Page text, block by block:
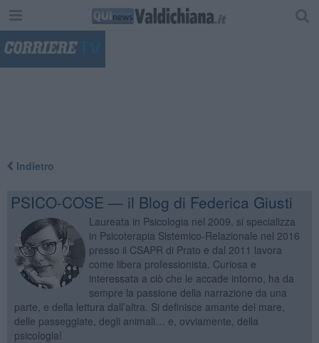
Indietro
PSICO-COSE — il Blog di Federica Giusti
Laureata in Psicologia nel 2009, si specializza
in Psicoterapia Sistemico-Relazionale nel 2016
presso il CSAPR di Prato e dal 2011 lavora
come libera professionista. Curiosa e
interessata a ciò che le accade intorno, ha da
sempre la passione della narrazione da una
parte, e della lettura dall’altra. Si definisce amante del mare,
delle passeggiate, degli animali… e, ovviamente, della
psicologia!